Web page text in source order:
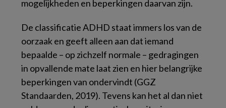
mogelijkheden en beperkingen daarvan zijn.
De classificatie ADHD staat immers los van de
oorzaak en geeft alleen aan dat iemand
bepaalde – op zichzelf normale – gedragingen
in opvallende mate laat zien en hier belangrijke
beperkingen van ondervindt (GGZ
Standaarden, 2019). Tevens kan het al dan niet